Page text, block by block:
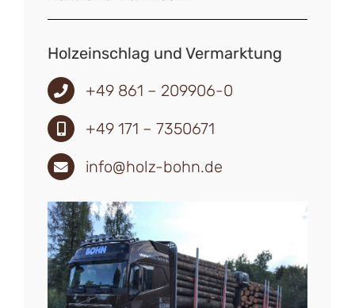
Holzeinschlag und Vermarktung
+49 861 – 209906-0
+49 171 – 7350671
info@holz-bohn.de